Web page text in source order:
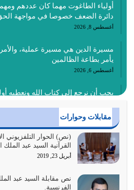
أولياء الطاغوت مهما كان عددهم
دائرة الضعف خصوصا في مواجهة
أغسطس 8, 2026
مسيرة الدين هي مسيرة عملية، والأمر
يأمر بطاعة الظالمين
أغسطس 6, 2026
يجب أن نرجع إلى كتاب الله ونعطيه
أغسطس 4, 2026
عندما لم تؤخذ منهجية تعليم الناس من
حصل ضياع للأمة وضياع للأجيال
أغسطس 3, 2026
الغاية من الصلاة هو ذكر الله (أقم
مقابلات وحوارات
(نص) الحوار التلفزيوني
القرآنية السيد عبد
أبريل 23, 2019
نص مقابلة السيد عبد
الفرنسية.